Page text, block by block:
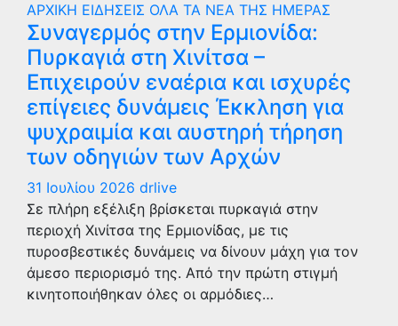
ΑΡΧΙΚΗ ΕΙΔΗΣΕΙΣ ΟΛΑ ΤΑ ΝΕΑ ΤΗΣ ΗΜΕΡΑΣ
Συναγερμός στην Ερμιονίδα:
Πυρκαγιά στη Χινίτσα –
Επιχειρούν εναέρια και ισχυρές
επίγειες δυνάμεις Έκκληση για
ψυχραιμία και αυστηρή τήρηση
των οδηγιών των Αρχών
31 Ιουλίου 2026 drlive
Σε πλήρη εξέλιξη βρίσκεται πυρκαγιά στην
περιοχή Χινίτσα της Ερμιονίδας, με τις
πυροσβεστικές δυνάμεις να δίνουν μάχη για τον
άμεσο περιορισμό της. Από την πρώτη στιγμή
κινητοποιήθηκαν όλες οι αρμόδιες…